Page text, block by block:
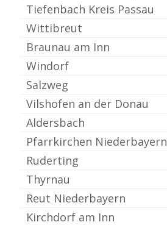
Tiefenbach Kreis Passau
Wittibreut
Braunau am Inn
Windorf
Salzweg
Vilshofen an der Donau
Aldersbach
Pfarrkirchen Niederbayern
Ruderting
Thyrnau
Reut Niederbayern
Kirchdorf am Inn